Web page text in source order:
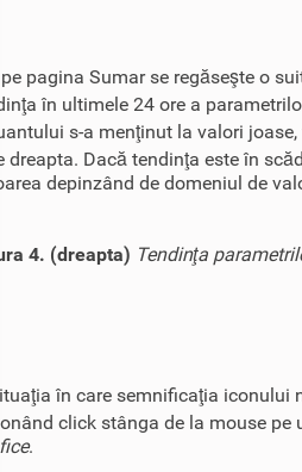
pagina Sumar se regăseşte o
în ultimele 24 ore a
s-a menţinut la valori
dreapta. Dacă tendinţa este în
depinzând de domeniul de
4. (dreapta) Tendinţa
în care semnificaţia iconului
click stânga de la mouse
.